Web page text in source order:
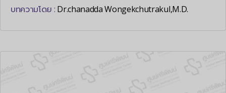
บทความโดย : Dr.chanadda Wongekchutrakul,M.D.